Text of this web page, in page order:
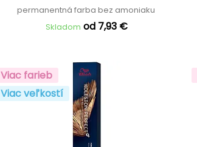
permanentná farba bez amoniaku
Skladom od 7,93 €
Viac farieb
Viac veľkostí